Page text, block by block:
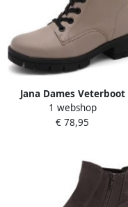
Jana Dames Veterboot
25263-309 Taupe Wijdte H
1 webshop
€ 78,95